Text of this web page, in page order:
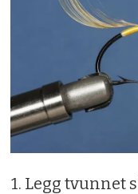
1. Legg tvunnet